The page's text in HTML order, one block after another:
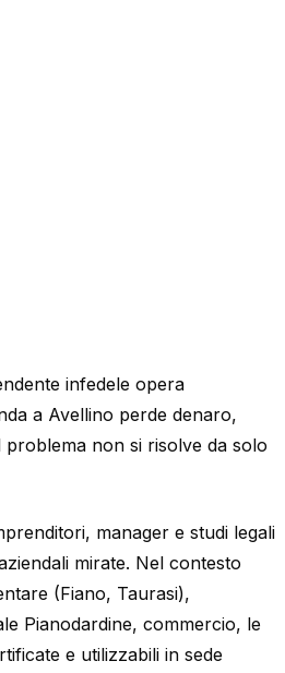
infedele opera
a Avellino perde denaro,
problema non si risolve da solo
manager e studi legali
mirate. Nel contesto
(Fiano, Taurasi),
Pianodardine, commercio, le
e utilizzabili in sede